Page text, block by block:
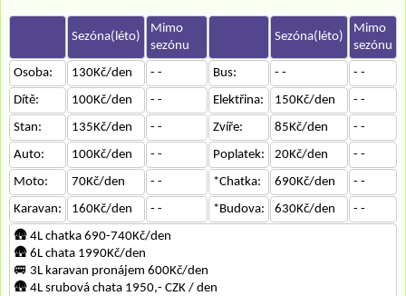
Sezóna(léto)
Mimo
sezónu
Sezóna(léto)
Mimo
sezónu
Osoba:
130Kč/den - - Bus: - -
- -
Dítě:
100Kč/den - - Elektřina: 150Kč/den
- -
Stan:
135Kč/den - - Zvíře: 85Kč/den
- -
Auto:
100Kč/den - - Poplatek: 20Kč/den
- -
Moto:
70Kč/den - - *Chatka: 690Kč/den
- -
Karavan:
160Kč/den - - *Budova: 630Kč/den
- -
🛖 4L chatka 690-740Kč/den
🛖 6L chata 1990Kč/den
🚐 3L karavan pronájem 600Kč/den
🛖 4L srubová chata 1950,- CZK / den